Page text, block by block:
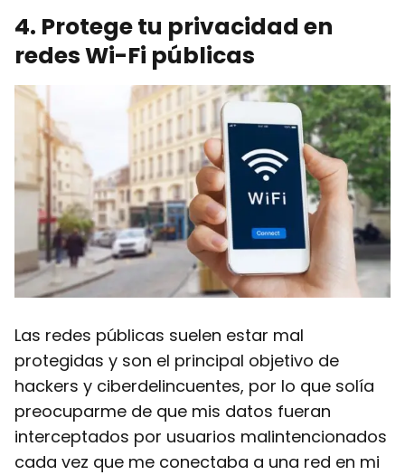
4. Protege tu privacidad en
redes Wi-Fi públicas
Las redes públicas suelen estar mal
protegidas y son el principal objetivo de
hackers y ciberdelincuentes, por lo que solía
preocuparme de que mis datos fueran
interceptados por usuarios malintencionados
cada vez que me conectaba a una red en mi